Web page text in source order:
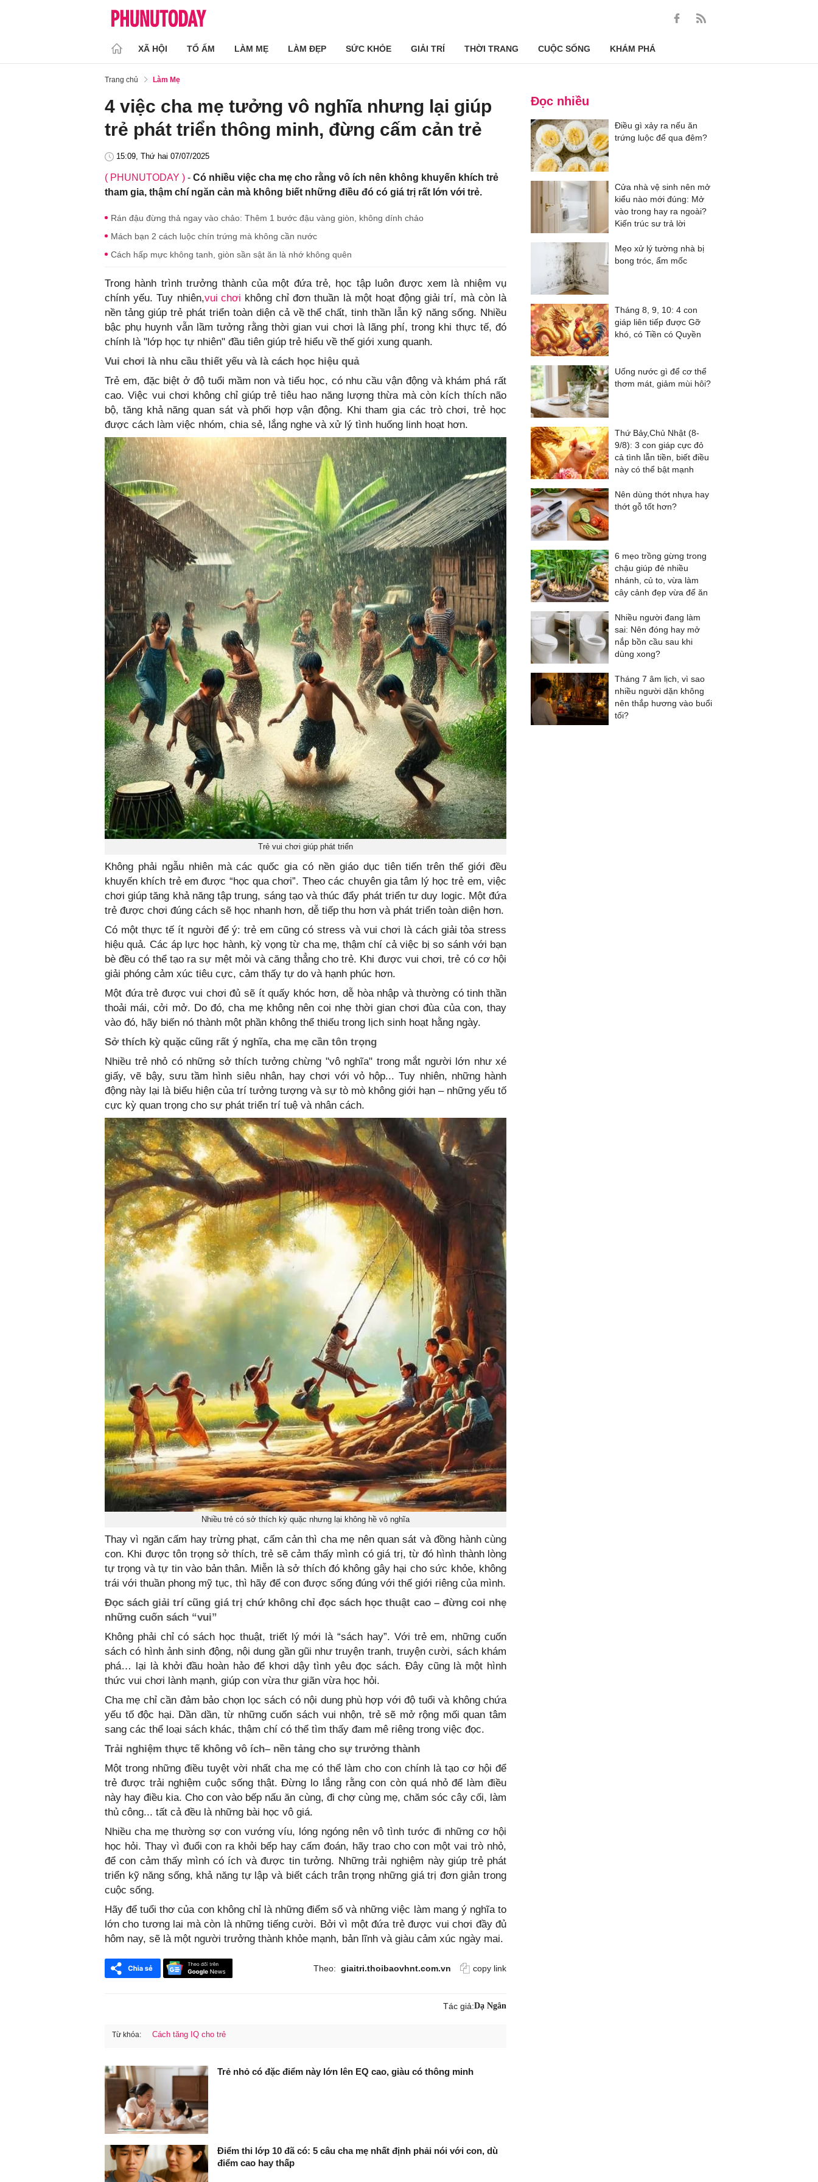
XÃ HỘI TỔ ẤM LÀM MẸ LÀM ĐẸP SỨC KHỎE GIẢI TRÍ THỜI TRANG CUỘC SỐNG KHÁM PHÁ
Trang chủ Làm Mẹ
4 việc cha mẹ tưởng vô nghĩa nhưng lại giúp
trẻ phát triển thông minh, đừng cấm cản trẻ
15:09, Thứ hai 07/07/2025
( PHUNUTODAY ) - Có nhiều việc cha mẹ cho rằng vô ích nên không khuyến khích trẻ
tham gia, thậm chí ngăn cản mà không biết những điều đó có giá trị rất lớn với trẻ.
Rán đậu đừng thả ngay vào chảo: Thêm 1 bước đậu vàng giòn, không dính chảo
Mách bạn 2 cách luộc chín trứng mà không cần nước
Cách hấp mực không tanh, giòn sần sật ăn là nhớ không quên
Trong hành trình trưởng thành của một đứa trẻ, học tập luôn được xem là nhiệm vụ
chính yếu. Tuy nhiên,vui chơi không chỉ đơn thuần là một hoạt động giải trí, mà còn là
nền tảng giúp trẻ phát triển toàn diện cả về thể chất, tinh thần lẫn kỹ năng sống. Nhiều
bậc phụ huynh vẫn lầm tưởng rằng thời gian vui chơi là lãng phí, trong khi thực tế, đó
chính là "lớp học tự nhiên" đầu tiên giúp trẻ hiểu về thế giới xung quanh.
Vui chơi là nhu cầu thiết yếu và là cách học hiệu quả
Trẻ em, đặc biệt ở độ tuổi mầm non và tiểu học, có nhu cầu vận động và khám phá rất
cao. Việc vui chơi không chỉ giúp trẻ tiêu hao năng lượng thừa mà còn kích thích não
bộ, tăng khả năng quan sát và phối hợp vận động. Khi tham gia các trò chơi, trẻ học
được cách làm việc nhóm, chia sẻ, lắng nghe và xử lý tình huống linh hoạt hơn.
Trẻ vui chơi giúp phát triển
Không phải ngẫu nhiên mà các quốc gia có nền giáo dục tiên tiến trên thế giới đều
khuyến khích trẻ em được “học qua chơi”. Theo các chuyên gia tâm lý học trẻ em, việc
chơi giúp tăng khả năng tập trung, sáng tạo và thúc đẩy phát triển tư duy logic. Một đứa
trẻ được chơi đúng cách sẽ học nhanh hơn, dễ tiếp thu hơn và phát triển toàn diện hơn.
Có một thực tế ít người để ý: trẻ em cũng có stress và vui chơi là cách giải tỏa stress
hiệu quả. Các áp lực học hành, kỳ vọng từ cha mẹ, thậm chí cả việc bị so sánh với bạn
bè đều có thể tạo ra sự mệt mỏi và căng thẳng cho trẻ. Khi được vui chơi, trẻ có cơ hội
giải phóng cảm xúc tiêu cực, cảm thấy tự do và hạnh phúc hơn.
Một đứa trẻ được vui chơi đủ sẽ ít quấy khóc hơn, dễ hòa nhập và thường có tinh thần
thoải mái, cởi mở. Do đó, cha mẹ không nên coi nhẹ thời gian chơi đùa của con, thay
vào đó, hãy biến nó thành một phần không thể thiếu trong lịch sinh hoạt hằng ngày.
Sở thích kỳ quặc cũng rất ý nghĩa, cha mẹ cần tôn trọng
Nhiều trẻ nhỏ có những sở thích tưởng chừng "vô nghĩa" trong mắt người lớn như xé
giấy, vẽ bậy, sưu tầm hình siêu nhân, hay chơi với vỏ hộp... Tuy nhiên, những hành
động này lại là biểu hiện của trí tưởng tượng và sự tò mò không giới hạn – những yếu tố
cực kỳ quan trọng cho sự phát triển trí tuệ và nhân cách.
Nhiều trẻ có sở thích kỳ quặc nhưng lại không hề vô nghĩa
Thay vì ngăn cấm hay trừng phạt, cấm cản thì cha mẹ nên quan sát và đồng hành cùng
con. Khi được tôn trọng sở thích, trẻ sẽ cảm thấy mình có giá trị, từ đó hình thành lòng
tự trọng và tự tin vào bản thân. Miễn là sở thích đó không gây hại cho sức khỏe, không
trái với thuần phong mỹ tục, thì hãy để con được sống đúng với thế giới riêng của mình.
Đọc sách giải trí cũng giá trị chứ không chỉ đọc sách học thuật cao – đừng coi nhẹ
những cuốn sách “vui”
Không phải chỉ có sách học thuật, triết lý mới là “sách hay”. Với trẻ em, những cuốn
sách có hình ảnh sinh động, nội dung gần gũi như truyện tranh, truyện cười, sách khám
phá… lại là khởi đầu hoàn hảo để khơi dậy tình yêu đọc sách. Đây cũng là một hình
thức vui chơi lành mạnh, giúp con vừa thư giãn vừa học hỏi.
Cha mẹ chỉ cần đảm bảo chọn lọc sách có nội dung phù hợp với độ tuổi và không chứa
yếu tố độc hại. Dần dần, từ những cuốn sách vui nhộn, trẻ sẽ mở rộng mối quan tâm
sang các thể loại sách khác, thậm chí có thể tìm thấy đam mê riêng trong việc đọc.
Trải nghiệm thực tế không vô ích– nền tảng cho sự trưởng thành
Một trong những điều tuyệt vời nhất cha mẹ có thể làm cho con chính là tạo cơ hội để
trẻ được trải nghiệm cuộc sống thật. Đừng lo lắng rằng con còn quá nhỏ để làm điều
này hay điều kia. Cho con vào bếp nấu ăn cùng, đi chợ cùng mẹ, chăm sóc cây cối, làm
thủ công... tất cả đều là những bài học vô giá.
Nhiều cha mẹ thường sợ con vướng víu, lóng ngóng nên vô tình tước đi những cơ hội
học hỏi. Thay vì đuổi con ra khỏi bếp hay cấm đoán, hãy trao cho con một vai trò nhỏ,
để con cảm thấy mình có ích và được tin tưởng. Những trải nghiệm này giúp trẻ phát
triển kỹ năng sống, khả năng tự lập và biết cách trân trọng những giá trị đơn giản trong
cuộc sống.
Hãy để tuổi thơ của con không chỉ là những điểm số và những việc làm mang ý nghĩa to
lớn cho tương lai mà còn là những tiếng cười. Bởi vì một đứa trẻ được vui chơi đầy đủ
hôm nay, sẽ là một người trưởng thành khỏe mạnh, bản lĩnh và giàu cảm xúc ngày mai.
Theo: giaitri.thoibaovhnt.com.vn copy link
Tác giả:Dạ Ngân
Từ khóa: Cách tăng IQ cho trẻ
Trẻ nhỏ có đặc điểm này lớn lên EQ cao, giàu có thông minh
Điểm thi lớp 10 đã có: 5 câu cha mẹ nhất định phải nói với con, dù
điểm cao hay thấp
Đọc nhiều
Điều gì xảy ra nếu ăn
trứng luộc để qua đêm?
Cửa nhà vệ sinh nên mở
kiểu nào mới đúng: Mở
vào trong hay ra ngoài?
Kiến trúc sư trả lời
Mẹo xử lý tường nhà bị
bong tróc, ẩm mốc
Tháng 8, 9, 10: 4 con
giáp liên tiếp được Gỡ
khó, có Tiền có Quyền
Uống nước gì để cơ thể
thơm mát, giảm mùi hôi?
Thứ Bảy,Chủ Nhật (8-
9/8): 3 con giáp cực đỏ
cả tình lẫn tiền, biết điều
này có thể bật mạnh
Nên dùng thớt nhựa hay
thớt gỗ tốt hơn?
6 mẹo trồng gừng trong
chậu giúp đẻ nhiều
nhánh, củ to, vừa làm
cây cảnh đẹp vừa để ăn
Nhiều người đang làm
sai: Nên đóng hay mở
nắp bồn cầu sau khi
dùng xong?
Tháng 7 âm lịch, vì sao
nhiều người dặn không
nên thắp hương vào buổi
tối?